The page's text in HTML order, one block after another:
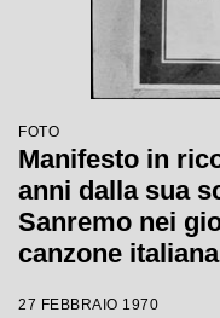
FOTO
Manifesto in
anni dalla sua
Sanremo nei
canzone italiana
27 FEBBRAIO 1970